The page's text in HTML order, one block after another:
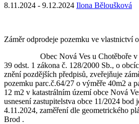
8.11.2024 - 9.12.2024 Ilona Běloušková
Záměr odprodeje pozemku ve vlastnictví
Obec Nová Ves u Chotěboře v
39 odst. 1 zákona č. 128/2000 Sb., o
znění pozdějších předpisů, zveřejňuje
pozemku parc.č.64/27 o výměře 40m2 a
12 m2 v katastrálním území obce Nová
usnesení zastupitelstva obce 11/2024 bod
4.11.2024, zaměření dle geometrického
Brod .